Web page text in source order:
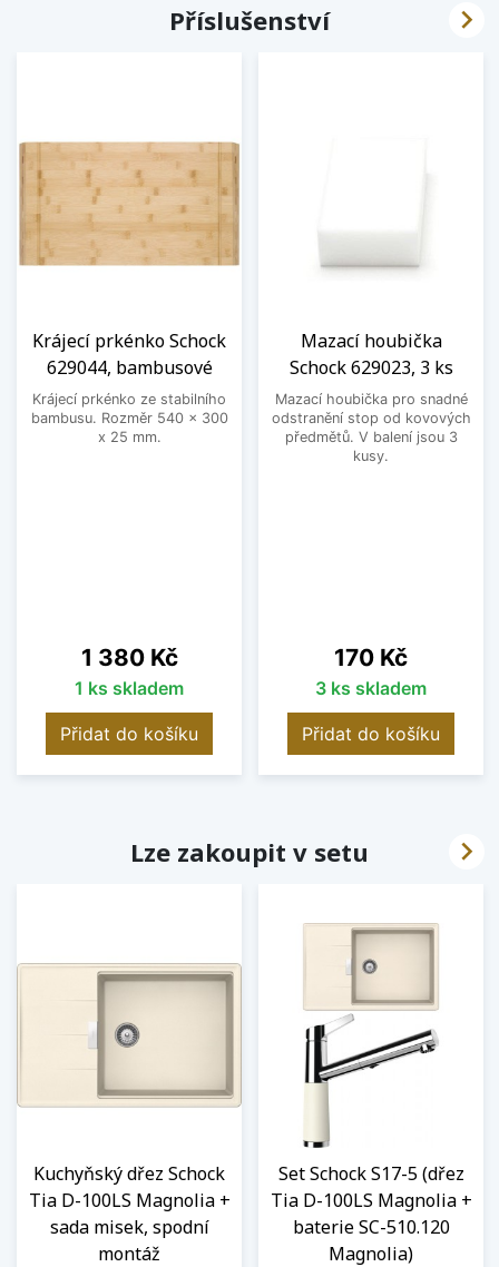
Příslušenství
Krájecí prkénko Schock
629044, bambusové
Krájecí prkénko ze stabilního
bambusu. Rozměr 540 x 300
x 25 mm.
Cena
1 380 Kč
1 ks skladem
Přidat do košíku
Mazací houbička
Schock 629023, 3 ks
Mazací houbička pro snadné
odstranění stop od kovových
předmětů. V balení jsou 3
kusy.
Cena
170 Kč
3 ks skladem
Přidat do košíku

Lze zakoupit v setu
Kuchyňský dřez Schock
Tia D-100LS Magnolia +
sada misek, spodní
montáž
Set Schock S17-5 (dřez
Tia D-100LS Magnolia +
baterie SC-510.120
Magnolia)
